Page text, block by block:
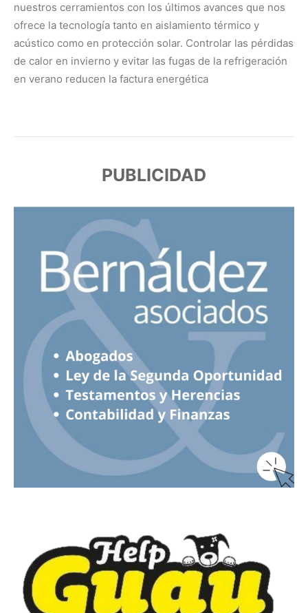
nuestros cerramientos con los últimos avances que nos
ofrece la tecnología tanto en aislamiento térmico y
acústico como en protección solar. Controlar las pérdidas
de calor en invierno y evitar las fugas de la refrigeración
en verano reducen la factura energética
PUBLICIDAD